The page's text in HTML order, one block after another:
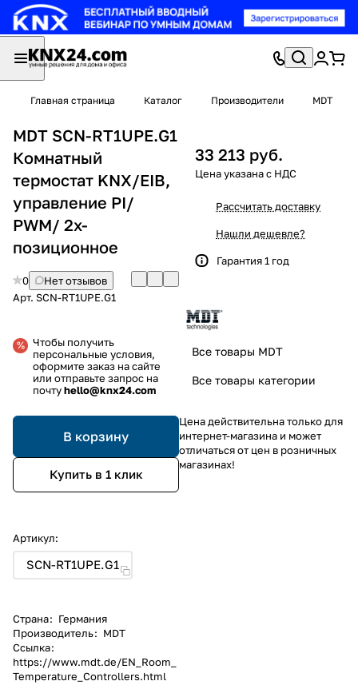
Главная страница Каталог Производители MDT
MDT SCN-RT1UPE.G1
Комнатный
термостат KNX/EIB,
управление PI/
PWM/ 2х-
позиционное
0
Нет отзывов
Арт. SCN-RT1UPE.G1
Чтобы получить
персональные условия,
оформите заказ на сайте
или отправьте запрос на
почтуhello@knx24.com
В корзину
Купить в 1 клик
Артикул:
SCN-RT1UPE.G1
Страна: Германия
Производитель: MDT
Ссылка:
https://www.mdt.de/EN_Room_
Temperature_Controllers.html
33 213 руб.
Рассчитать доставку
Нашли дешевле?
Гарантия 1 год
Все товары MDT
Все товары категории
Цена действительна только для
интернет-магазина и может
отличаться от цен в розничных
магазинах!